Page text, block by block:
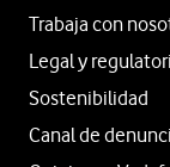
Trabaja con
Legal y
Sostenibilidad
Canal de